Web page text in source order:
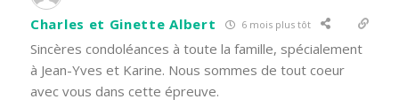
Charles et Ginette Albert 6 mois plus tôt
Sincères condoléances à toute la famille, spécialement
à Jean-Yves et Karine. Nous sommes de tout coeur
avec vous dans cette épreuve.